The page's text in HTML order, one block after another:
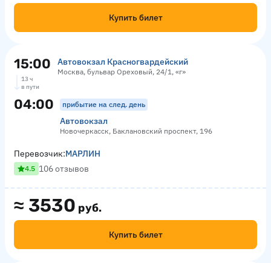
Купить билет
15:00 Автовокзал Красногвардейский
Москва, бульвар Ореховый, 24/1, «г»
13 ч
в пути
04:00 прибытие на след. день
Автовокзал
Новочеркасск, Баклановский проспект, 196
≈ 3530 руб.
Купить билет
Перевозчик:МАРЛИН
4.5 106 отзывов